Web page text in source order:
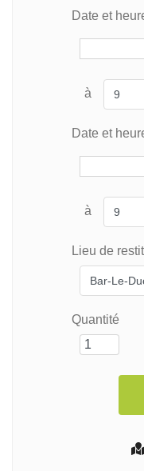
Date et
à
Date et
à
Lieu de
Quantité